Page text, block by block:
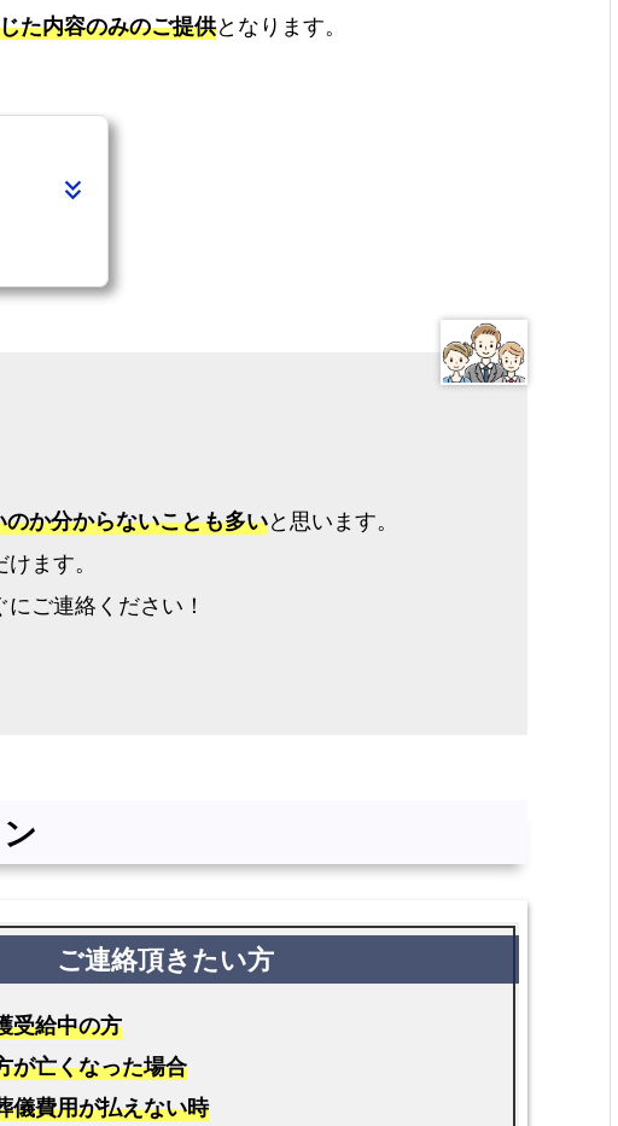
た内容のみのご提供となります。
か分からないことも多いと思います。
ます。
ご連絡ください！
受給中の方
が亡くなった場合
儀費用が払えない時